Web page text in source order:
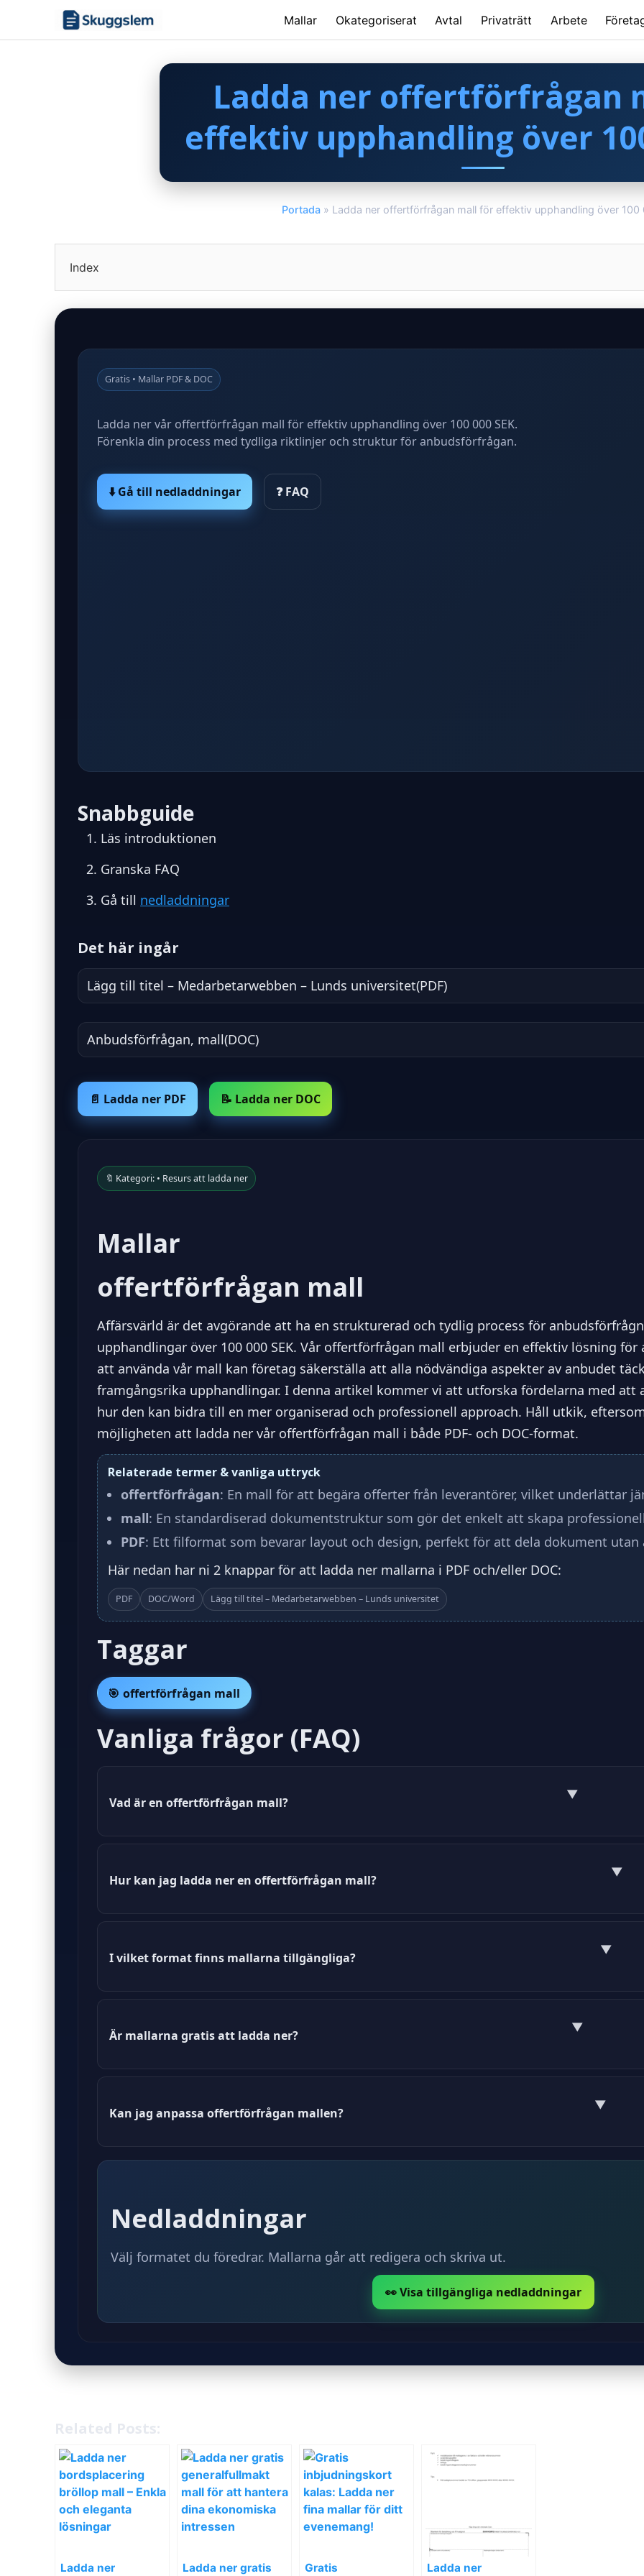
content
Mallar Okategoriserat Avtal Privaträtt Arbete
Ladda ner offertförfrågan
effektiv upphandling över
Portada » Ladda ner offertförfrågan mall för effektiv upphandling över 100
Index
Gratis • Mallar PDF & DOC
Ladda ner vår offertförfrågan mall för effektiv upphandling över 100 000 SEK.
Förenkla din process med tydliga riktlinjer och struktur för anbudsförfrågan.
⬇️ Gå till nedladdningar ❓ FAQ
Snabbguide
Läs introduktionen
Granska FAQ
Gå till nedladdningar
Det här ingår
Lägg till titel – Medarbetarwebben – Lunds universitet(PDF)
Anbudsförfrågan, mall(DOC)
📄 Ladda ner PDF 📝 Ladda ner DOC
🔖 Kategori: • Resurs att ladda ner
Mallar
offertförfrågan mall
Affärsvärld är det avgörande att ha en strukturerad och tydlig process för
upphandlingar över 100 000 SEK. Vår offertförfrågan mall erbjuder en effektiv lösning
att använda vår mall kan företag säkerställa att alla nödvändiga aspekter av anbudet
framgångsrika upphandlingar. I denna artikel kommer vi att utforska fördelarna med att
hur den kan bidra till en mer organiserad och professionell approach. Håll utkik,
möjligheten att ladda ner vår offertförfrågan mall i både PDF- och DOC-format.
Relaterade termer & vanliga uttryck
offertförfrågan: En mall för att begära offerter från leverantörer, vilket underlättar
mall: En standardiserad dokumentstruktur som gör det enkelt att skapa
PDF: Ett filformat som bevarar layout och design, perfekt för att dela dokument utan
Här nedan har ni 2 knappar för att ladda ner mallarna i PDF och/eller DOC:
PDF DOC/Word Lägg till titel – Medarbetarwebben – Lunds universitet
Taggar
🎯 offertförfrågan mall
Vanliga frågor (FAQ)
Vad är en offertförfrågan mall?
▼
Hur kan jag ladda ner en offertförfrågan mall?
▼
I vilket format finns mallarna tillgängliga?
▼
Är mallarna gratis att ladda ner?
▼
Kan jag anpassa offertförfrågan mallen?
▼
Ja, du kan enkelt anpassa mallen efter dina behov i ett ordbehandlingsprogram.
Nedladdningar
Välj formatet du föredrar. Mallarna går att redigera och skriva ut.
👀 Visa tillgängliga nedladdningar
Related Posts:
Ladda ner Ladda ner gratis Gratis Ladda ner